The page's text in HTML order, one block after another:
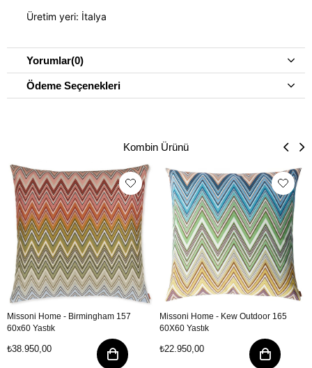
Üretim yeri: İtalya
Yorumlar(0)
Ödeme Seçenekleri
Kombin Ürünü
Missoni Home - Birmingham 157
60x60 Yastık
₺38.950,00
Missoni Home - Kew Outdoor 165
60X60 Yastık
₺22.950,00